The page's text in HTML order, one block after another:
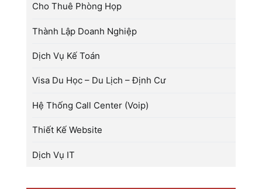
Cho Thuê Phòng Họp
Thành Lập Doanh Nghiệp
Dịch Vụ Kế Toán
Visa Du Học – Du Lịch – Định Cư
Hệ Thống Call Center (Voip)
Thiết Kế Website
Dịch Vụ IT